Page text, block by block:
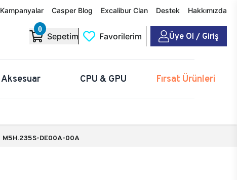
Kampanyalar Casper Blog Excalibur Clan Destek Hakkımızda
0
Sepetim Favorilerim Üye Ol / Giriş
Aksesuar CPU & GPU Fırsat Ürünleri
M5H.235S-DE00A-00A